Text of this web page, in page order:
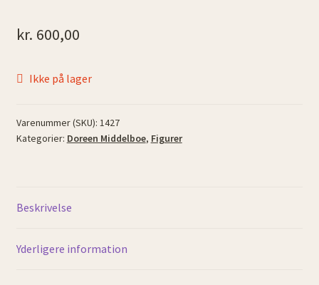
kr. 600,00
Ikke på lager
Varenummer (SKU): 1427
Kategorier: Doreen Middelboe, Figurer
Beskrivelse
Yderligere information